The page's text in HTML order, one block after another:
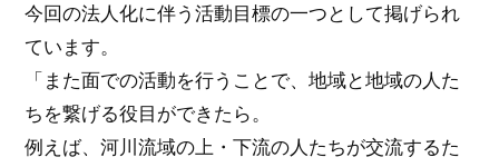
今回の法人化に伴う活動目標の一つとして掲げられ
ています。
「また面での活動を行うことで、地域と地域の人た
ちを繋げる役目ができたら。
例えば、河川流域の上・下流の人たちが交流するた